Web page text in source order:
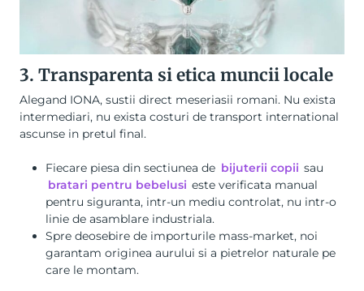
3. Transparenta si etica muncii locale
Alegand IONA, sustii direct meseriasii romani. Nu exista
intermediari, nu exista costuri de transport international
ascunse in pretul final.
Fiecare piesa din sectiunea de bijuterii copii sau
bratari pentru bebelusi este verificata manual
pentru siguranta, intr-un mediu controlat, nu intr-o
linie de asamblare industriala.
Spre deosebire de importurile mass-market, noi
garantam originea aurului si a pietrelor naturale pe
care le montam.